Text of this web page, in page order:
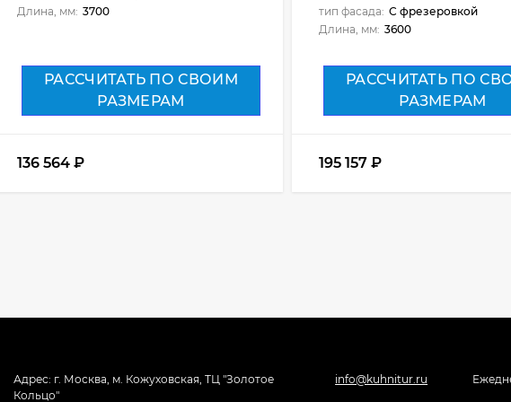
Длина, мм: 3700
РАССЧИТАТЬ ПО СВОИМ
РАЗМЕРАМ
136 564 ₽
тип фасада: С фрезеровкой
Длина, мм: 3600
РАССЧИТАТЬ ПО
РАЗМЕРАМ
195 157 ₽
Адрес: г. Москва, м. Кожуховская, ТЦ "Золотое
Кольцо"
info@kuhnitur.ru